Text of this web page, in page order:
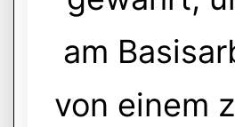
am
von einem